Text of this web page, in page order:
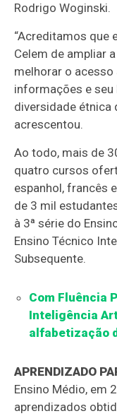
Rodrigo Woginski.
“Acreditamos que
Celem de ampliar
melhorar o
informações e
diversidade étnica
acrescentou.
Ao todo, mais de
quatro cursos
espanhol, francês
de 3 mil
à 3ª série do
Ensino Técnico
Subsequente.
Com Fluência
Inteligência
alfabetização
APRENDIZADO
Ensino Médio, em
aprendizados